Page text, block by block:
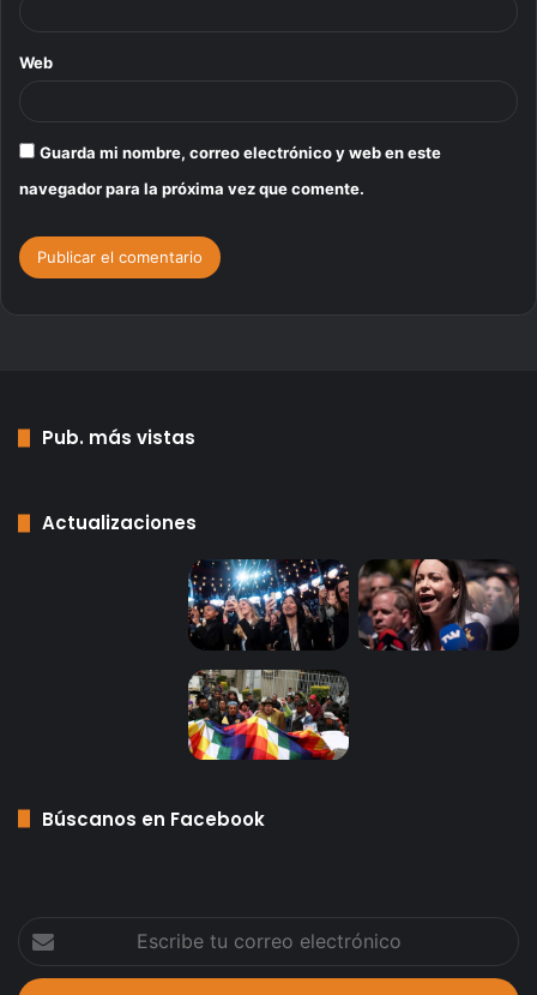
Web
Guarda mi nombre, correo electrónico y web en este
navegador para la próxima vez que comente.
Pub. más vistas
Actualizaciones
Búscanos en Facebook
tu
correo